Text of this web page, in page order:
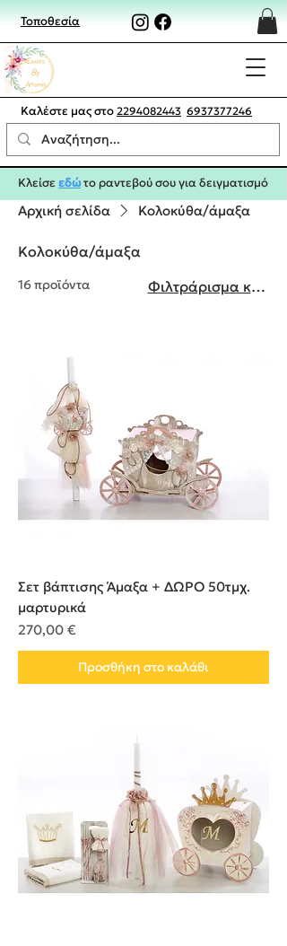
Τοποθεσία
Καλέστε μας στο 2294082443 6937377246
Κλείσεεδώτο ραντεβού σου για δειγματισμό
Αρχική σελίδα Κολοκύθα/άμαξα
Κολοκύθα/άμαξα
16 προϊόντα Φιλτράρισμα και
Σετ βάπτισης Άμαξα + ΔΩΡΟ 50τμχ.
μαρτυρικά
Τιμή
270,00 €
Προσθήκη στο καλάθι